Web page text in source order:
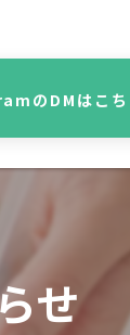
のDMはこち
せ